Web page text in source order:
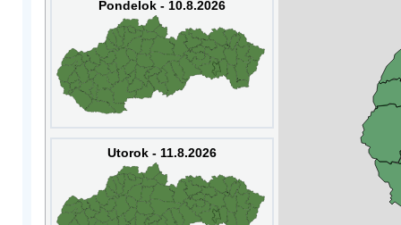
Pondelok - 10.8.2026
Utorok - 11.8.2026